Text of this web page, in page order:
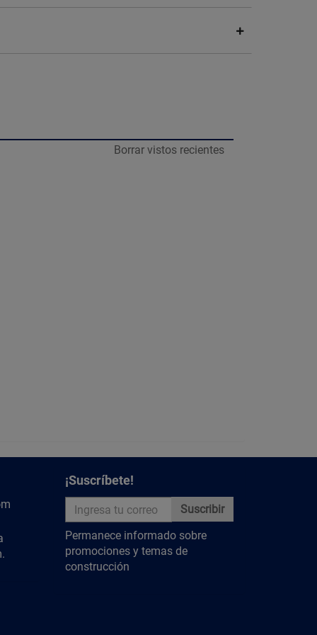
Borrar vistos recientes
¡Suscríbete!
Suscribir
Permanece informado sobre
promociones y temas de
construcción